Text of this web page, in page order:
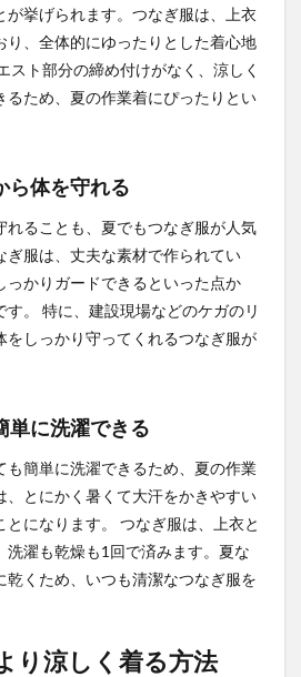
汗を
かい
ても
に洗
つな
より
涼し
く着
る方
法
素材
を選
ぶ
2.2
ゆと
りの
選ぶ
が挙げられます。つなぎ服は、上衣
り、全体的にゆったりとした着心地
スト部分の締め付けがなく、涼しく
るため、夏の作業着にぴったりとい
ら体を守れる
れることも、夏でもつなぎ服が人気
ぎ服は、丈夫な素材で作られてい
っかりガードできるといった点か
す。 特に、建設現場などのケガのリ
をしっかり守ってくれるつなぎ服が
単に洗濯できる
も簡単に洗濯できるため、夏の作業
、とにかく暑くて大汗をかきやすい
になります。 つなぎ服は、上衣と
洗濯も乾燥も1回で済みます。夏な
乾くため、いつも清潔なつなぎ服を
り涼しく着る方法